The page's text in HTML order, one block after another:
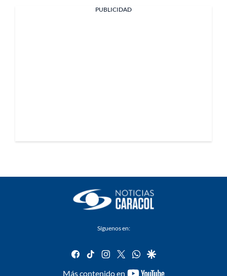
PUBLICIDAD
Síguenos en:
facebook
tiktok instagram
twitterwhatsapp
google
Más contenido en
youtube-